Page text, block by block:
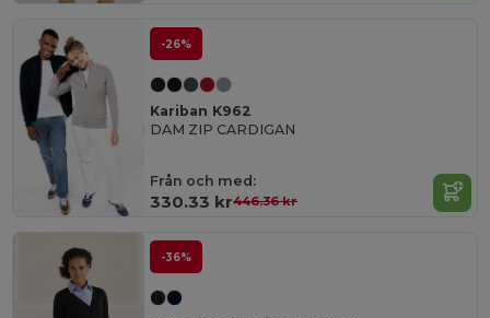
-26%
Kariban K962
DAM ZIP CARDIGAN
Från och med:
330.33 kr446.36 kr
-36%